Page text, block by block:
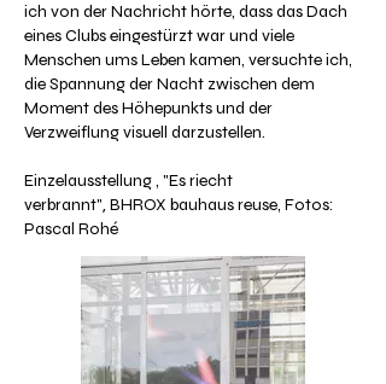
ich von der Nachricht hörte, dass das Dach
eines Clubs eingestürzt war und viele
Menschen ums Leben kamen, versuchte ich,
die Spannung der Nacht zwischen dem
Moment des Höhepunkts und der
Verzweiflung visuell darzustellen.
Einzelausstellung , "Es riecht
verbrannt", BHROX bauhaus reuse, Fotos:
Pascal Rohé